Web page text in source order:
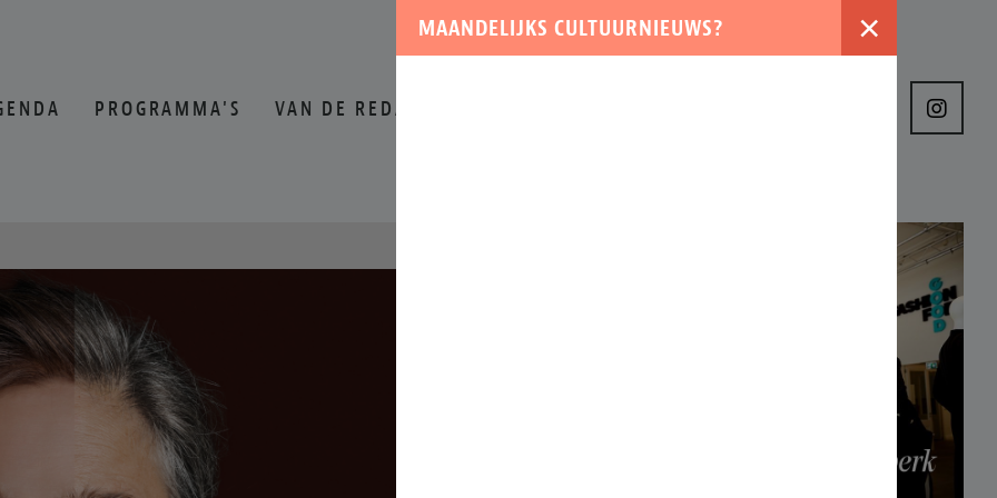
PROGRAMMA'S VAN DE REDACTIE
MAANDELIJKS CULTUURNIEUWS? ×